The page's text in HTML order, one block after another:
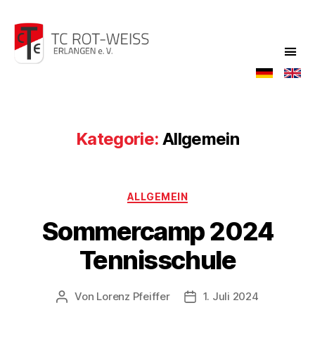
Kategorie: Allgemein
Kategorien
ALLGEMEIN
Sommercamp 2024
Tennisschule
Beitragsautor
Von Lorenz Pfeiffer Veröffentlichungsdatum
1. Juli 2024